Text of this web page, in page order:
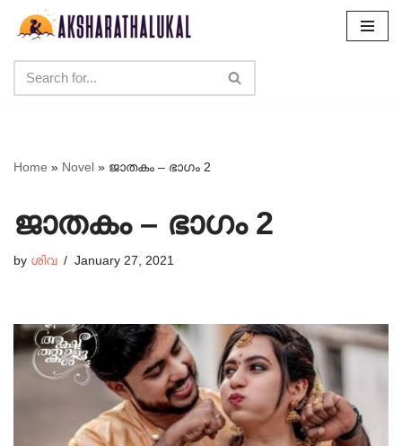
content
Home » Novel » ജാതകം – ഭാഗം 2
ജാതകം – ഭാഗം 2
by ശിവ January 27, 2021